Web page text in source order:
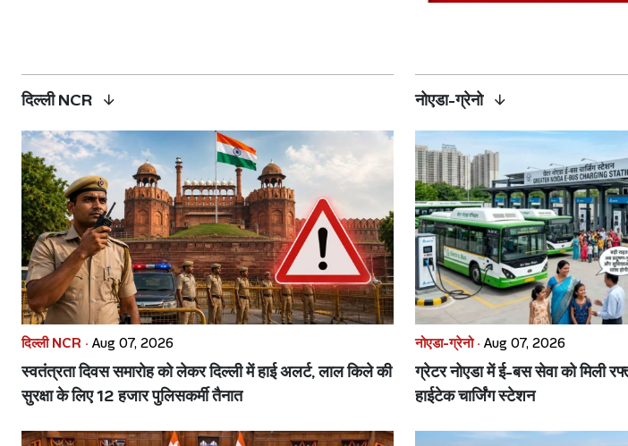
दिल्ली NCR
दिल्ली NCR · Aug 07, 2026
स्वतंत्रता दिवस समारोह को लेकर दिल्ली में हाई अलर्ट, लाल किले की
सुरक्षा के लिए 12 हजार पुलिसकर्मी तैनात
नोएडा-ग्रेनो
नोएडा-ग्रेनो · Aug 07, 2026
ग्रेटर नोएडा में ई-बस सेवा को मिली
हाईटेक चार्जिंग स्टेशन